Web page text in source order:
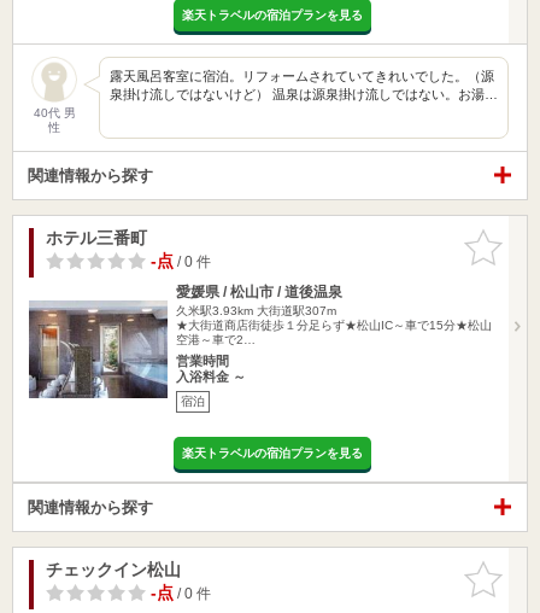
楽天トラベルの宿泊プランを見る
40代 男
性
露天風呂客室に宿泊。リフォームされていてきれいでした。（源
泉掛け流しではないけど） 温泉は源泉掛け流しではない。お湯…
関連情報から探す
お気に入
りに追加
ホテル三番町
-点/ 0 件
愛媛県 / 松山市 / 道後温泉
久米駅3.93km 大街道駅307m
★大街道商店街徒歩１分足らず★松山IC～車で15分★松山
空港～車で2…
営業時間
入浴料金 ～
宿泊
楽天トラベルの宿泊プランを見る
関連情報から探す
お気に入
りに追加
チェックイン松山
-点/ 0 件